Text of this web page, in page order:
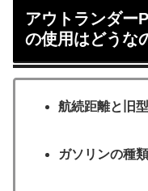
アウトランダー
の使用はどうな
航続距離と旧
ガソリンの種